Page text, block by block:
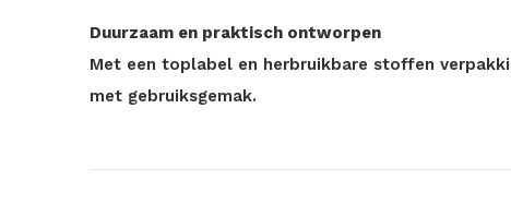
Duurzaam en praktisch ontworpen
Met een toplabel en herbruikbare stoffen
met gebruiksgemak.